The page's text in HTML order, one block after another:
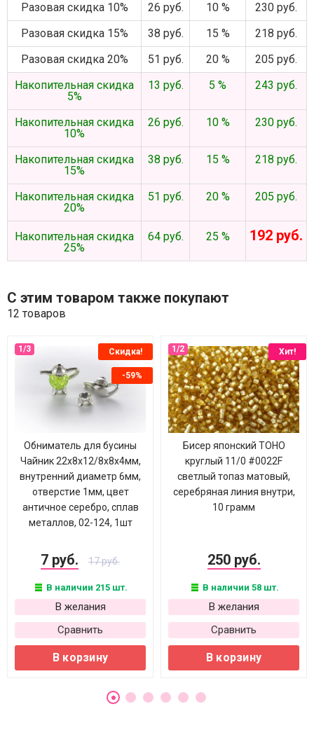
Разовая скидка 10%
26 руб. 10 %
230 руб.
Разовая скидка 15%
38 руб. 15 %
218 руб.
Разовая скидка 20%
51 руб. 20 %
205 руб.
Накопительная скидка
5%
13 руб. 5 % 243 руб.
Накопительная скидка
10%
26 руб. 10 % 230 руб.
Накопительная скидка
15%
38 руб. 15 % 218 руб.
Накопительная скидка
20%
51 руб. 20 % 205 руб.
Накопительная скидка
25%
64 руб. 25 % 192 руб.
С этим товаром также покупают
12 товаров
Скидка!
-59%
Обниматель для бусины
Чайник 22х8х12/8х8х4мм,
внутренний диаметр 6мм,
отверстие 1мм, цвет
античное серебро, сплав
металлов, 02-124, 1шт
7 руб. 17 руб.
В наличии 215 шт.
В желания
Сравнить
В корзину
Хит!
Бисер японский TOHO
круглый 11/0 #0022F
светлый топаз матовый,
серебряная линия внутри,
10 грамм
250 руб.
В наличии 58 шт.
В желания
Сравнить
В корзину